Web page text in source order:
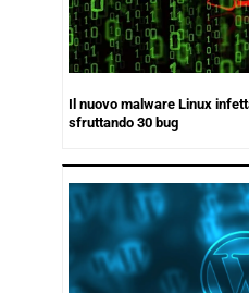
Il nuovo malware Linux
sfruttando 30 bug